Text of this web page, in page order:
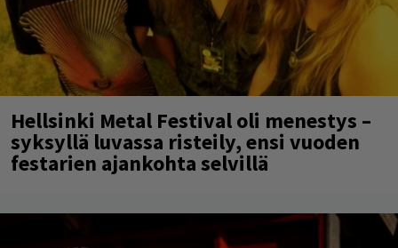
Hellsinki Metal Festival oli menestys –
syksyllä luvassa risteily, ensi vuoden
festarien ajankohta selvillä